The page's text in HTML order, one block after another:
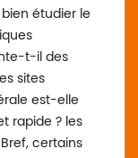
étudier le
t-il des
sites
est-elle
rapide ? les
certains